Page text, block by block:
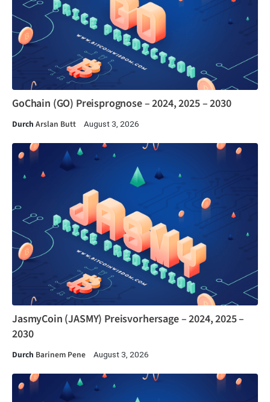
GoChain (GO) Preisprognose – 2024, 2025 – 2030
Durch Arslan Butt August 3, 2026
JasmyCoin (JASMY) Preisvorhersage – 2024, 2025 –
2030
Durch Barinem Pene August 3, 2026